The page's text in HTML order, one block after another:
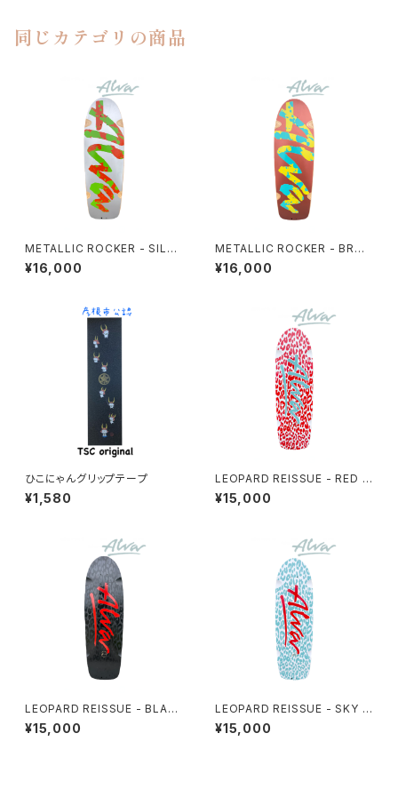
同じカテゴリの商品
METALLIC ROCKER - SILVE
R
¥16,000
METALLIC ROCKER - BRON
ZE
¥16,000
ひこにゃんグリップテープ
¥1,580
LEOPARD REISSUE - RED &
WHITE
¥15,000
LEOPARD REISSUE - BLAC
K & RED
¥15,000
LEOPARD REISSUE - SKY B
LUE & WHITE
¥15,000